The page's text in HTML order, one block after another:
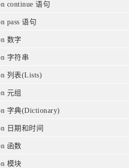
continue 语句
pass 语句
数字
字符串
列表(Lists)
元组
字典(Dictionary)
日期和时间
函数
模块